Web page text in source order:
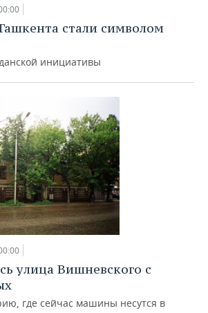
стали символом
инициативы
улица Вишневского с
где сейчас машины несутся в